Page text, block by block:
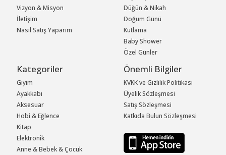
Vizyon & Misyon
İletişim
Nasıl Satış Yaparım
Düğün & Nikah
Doğum Günü
Kutlama
Baby Shower
Özel Günler
Kategoriler
Giyim
Ayakkabı
Aksesuar
Hobi & Eğlence
Kitap
Elektronik
Anne & Bebek & Çocuk
Önemli Bilgiler
KVKK ve Gizlilik Politikası
Üyelik Sözleşmesi
Satış Sözleşmesi
Katkıda Bulun Sözleşmesi